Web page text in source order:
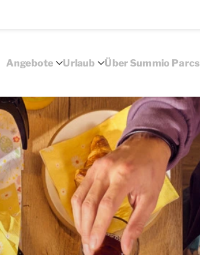
Angebote Urlaub Über Summio Parcs